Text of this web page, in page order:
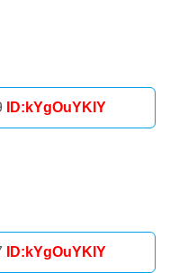
ID:kYgOuYKlY
ID:kYgOuYKlY